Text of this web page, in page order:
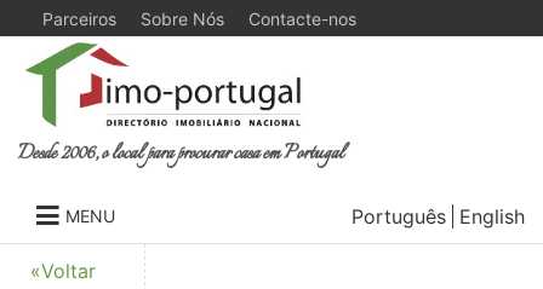
Parceiros Sobre Nós Contacte-nos
Desde 2006, o local para procurar casa em Portugal
MENU Português English
«Voltar